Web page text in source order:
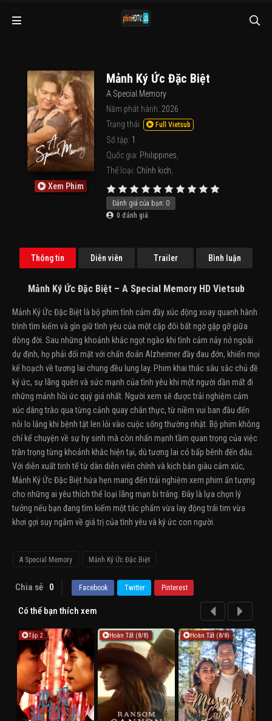
Xem Phim
Mảnh Ký Ức Đặc Biệt
A Special Memory
Năm phát hành: 2026
Trạng thái
Full Vietsub
Số tập: 1
Quốc gia: Philippines
Thể loại: Chính kịch
Đánh giá của bạn: 0
0 đánh giá
Thông tin Diễn viên Trailer Bình luận
Mảnh Ký Ức Đặc Biệt – A Special Memory HD Vietsub
Mảnh Ký Ức Đặc Biệt là bộ phim tình cảm đầy xúc động xoay quanh hành
trình tìm kiếm và gìn giữ tình yêu của một cặp đôi bất ngờ gặp gỡ giữa
dòng đời. Sau những khoảnh khắc ngọt ngào khi tình cảm nảy nở ngoài
dự định, họ phải đối mặt với chẩn đoán Alzheimer đầy đau đớn, khiến mọi
kế hoạch về tương lai chung đều lung lay. Phim khai thác sâu sắc chủ đề
ký ức, sự lãng quên và sức mạnh của tình yêu khi một người dần mất đi
những mảnh hồi ức quý giá nhất. Người xem sẽ được trải nghiệm cảm
xúc dâng trào qua từng cảnh quay chân thực, từ niềm vui ban đầu đến
nỗi lo lắng khi bệnh tật len lỏi vào cuộc sống thường nhật. Bộ phim không
chỉ kể chuyện về sự hy sinh mà còn nhấn mạnh tầm quan trọng của việc
trân trọng từng khoảnh khắc hiện tại, dù tương lai có bấp bênh đến đâu.
Với diễn xuất tinh tế từ dàn diễn viên chính và kịch bản giàu cảm xúc,
Mảnh Ký Ức Đặc Biệt hứa hẹn mang đến trải nghiệm xem phim ấn tượng
cho những ai yêu thích thể loại lãng mạn bi tráng. Đây là lựa chọn lý
tưởng nếu bạn đang tìm kiếm một tác phẩm vừa lay động trái tim vừa
khơi gợi suy ngẫm về giá trị của tình yêu và ký ức con người.
A Special Memory Mảnh Ký Ức Đặc Biệt
Chia sẻ 0 Facebook Twitter Pinterest
Có thể bạn thích xem
Tập 2 Hoàn Tất (8/8) Hoàn Tất (8/8)